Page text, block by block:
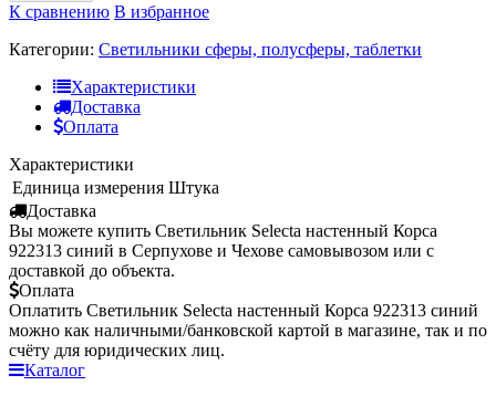
К сравнению В избранное
Категории: Светильники сферы, полусферы, таблетки
Характеристики
Доставка
Оплата
Характеристики
Единица измерения Штука
Доставка
Вы можете купить Светильник Selecta настенный Корса
922313 синий в Серпухове и Чехове самовывозом или с
доставкой до объекта.
Оплата
Оплатить Светильник Selecta настенный Корса 922313 синий
можно как наличными/банковской картой в магазине, так и по
счёту для юридических лиц.
Каталог